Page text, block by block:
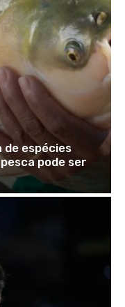
de espécies
pode ser